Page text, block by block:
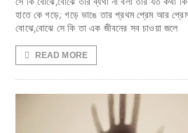
হাতে কে গড়ে; গড়ে ভাঙে তার প্রথম প্রেম আর
বোঝে,বোঝে সে কি তা এক জীবনের সব চাওয়া জলে
READ MORE